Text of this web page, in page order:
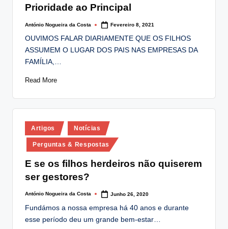
Prioridade ao Principal
Posted
António Nogueira da Costa Fevereiro 8, 2021
OUVIMOS FALAR DIARIAMENTE QUE OS FILHOS
ASSUMEM O LUGAR DOS PAIS NAS EMPRESAS DA
FAMÍLIA,…
Read More
Posted
in
Artigos Notícias
Perguntas & Respostas
E se os filhos herdeiros não quiserem
ser gestores?
Posted
António Nogueira da Costa Junho 26, 2020
Fundámos a nossa empresa há 40 anos e durante
esse período deu um grande bem-estar…